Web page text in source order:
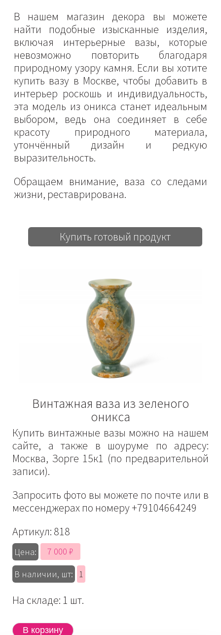
В нашем магазин декора вы можете
найти подобные изысканные изделия,
включая интерьерные вазы, которые
невозможно повторить благодаря
природному узору камня. Если вы хотите
купить вазу в Москве, чтобы добавить в
интерьер роскошь и индивидуальность,
эта модель из оникса станет идеальным
выбором, ведь она соединяет в себе
красоту природного материала,
утончённый дизайн и редкую
выразительность.
Обращаем внимание, ваза со следами
жизни, реставрирована.
Купить готовый продукт
Винтажная ваза из зеленого
оникса
Купить винтажные вазы можно на нашем
сайте, а также в шоуруме по адресу:
Москва, Зорге 15к1 (по предварительной
записи).
Запросить фото вы можете по почте или в
мессенджерах по номеру +79104664249
Артикул: 818
Цена:
7 000 ₽
В наличии, шт:
1
На складе: 1 шт.